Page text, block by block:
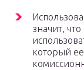
значит,
который